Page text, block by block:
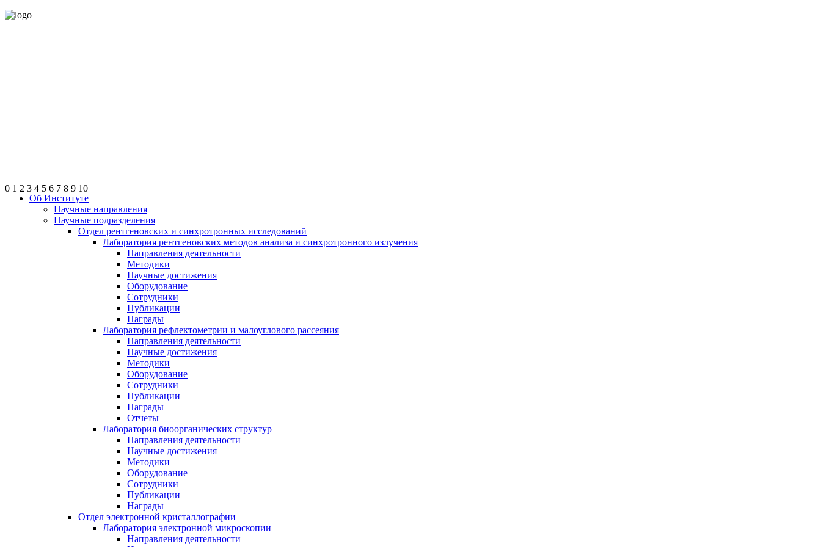
0 1 2 3 4 5 6 7 8 9 10
Об Институте
Научные направления
Научные подразделения
Отдел рентгеновских и синхротронных исследований
Лаборатория рентгеновских методов анализа и синхротронного излучения
Направления деятельности
Методики
Научные достижения
Оборудование
Сотрудники
Публикации
Награды
Лаборатория рефлектометрии и малоуглового рассеяния
Направления деятельности
Научные достижения
Методики
Оборудование
Сотрудники
Публикации
Награды
Отчеты
Лаборатория биоорганических структур
Направления деятельности
Научные достижения
Методики
Оборудование
Сотрудники
Публикации
Награды
Отдел электронной кристаллографии
Лаборатория электронной микроскопии
Направления деятельности